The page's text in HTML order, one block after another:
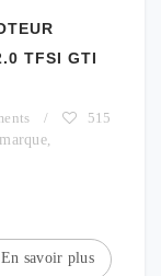
TFSI GTI
/
515
,
En savoir plus